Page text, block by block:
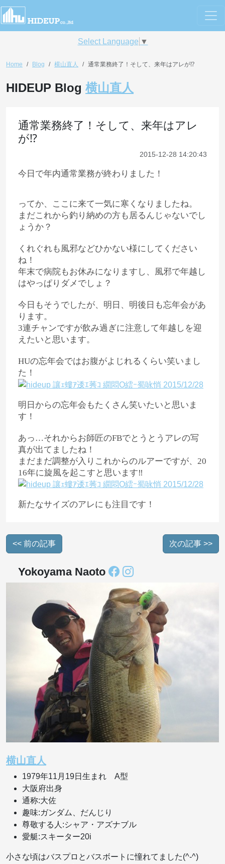
Select Language ▼
Home Blog 横山直人 通常業務終了！そして、来年はアレが⁉︎
HIDEUP Blog 横山直人
通常業務終了！そして、来年はアレ
が⁉︎
2015-12-28 14:20:43
今日で年内通常業務が終わりました！
ってか、ここに来て一気に寒くなりましたね。
まだこれから釣り納めの方も居るんじゃないでし
ょうか？
くれぐれも風邪などひかない様にしてください
ね！
年末で病院もお休みになりますし、風邪で年越し
はやっぱりダメでしょ？
今日もそうでしたが、明日、明後日も忘年会があ
ります。
3連チャンですが飲み過ぎに注意して年越しを迎
えたいと思います。
HUの忘年会ではお腹がよじれるくらい笑いまし
た！
明日からの忘年会もたくさん笑いたいと思いま
す！
あっ…それからお師匠のFBでとうとうアレの写
真が出てましたね！
まだまだ調整が入りこれからのルアーですが、20
16年に旋風を起こすと思います‼︎
新たなサイズのアレにも注目です！
<< 前の記事 次の記事 >>
Yokoyama Naoto
横山直人
1979年11月19日生まれ A型
大阪府出身
通称:大佐
趣味:ガンダム、だんじり
尊敬する人:シャア・アズナブル
愛艇:スキーター20i
小さな頃はバスプロとバスボートに憧れてました(^-^)